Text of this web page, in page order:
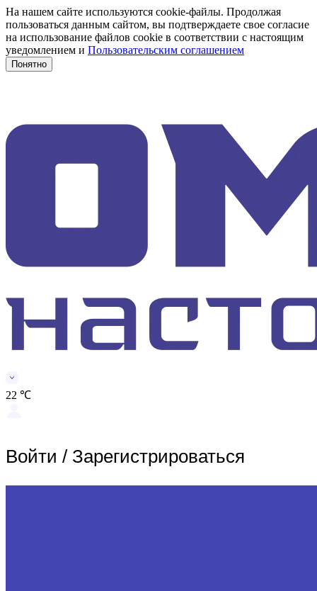
На нашем сайте используются cookie-файлы. Продолжая
пользоваться данным сайтом, вы подтверждаете свое согласие
на использование файлов cookie в соответствии с настоящим
уведомлением и Пользовательским соглашением
Понятно
22 ℃
Войти / Зарегистрироваться